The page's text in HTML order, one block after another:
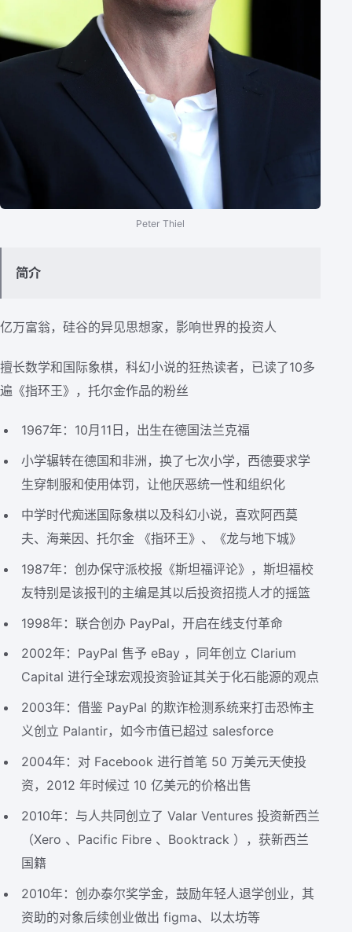
Peter Thiel
简介
亿万富翁，硅谷的异见思想家，影响世界的投资人
擅长数学和国际象棋，科幻小说的狂热读者，已读了10多
遍《指环王》，托尔金作品的粉丝
1967年：10月11日，出生在德国法兰克福
小学辗转在德国和非洲，换了七次小学，西德要求学
生穿制服和使用体罚，让他厌恶统一性和组织化
中学时代痴迷国际象棋以及科幻小说，喜欢阿西莫
夫、海莱因、托尔金 《指环王》、《龙与地下城》
1987年：创办保守派校报《斯坦福评论》，斯坦福校
友特别是该报刊的主编是其以后投资招揽人才的摇篮
1998年：联合创办 PayPal，开启在线支付革命
2002年：PayPal 售予 eBay ，同年创立 Clarium
Capital 进行全球宏观投资验证其关于化石能源的观点
2003年：借鉴 PayPal 的欺诈检测系统来打击恐怖主
义创立 Palantir，如今市值已超过 salesforce
2004年：对 Facebook 进行首笔 50 万美元天使投
资，2012 年时候过 10 亿美元的价格出售
2010年：与人共同创立了 Valar Ventures 投资新西兰
（Xero 、Pacific Fibre 、Booktrack ），获新西兰
国籍
2010年：创办泰尔奖学金，鼓励年轻人退学创业，其
资助的对象后续创业做出 figma、以太坊等